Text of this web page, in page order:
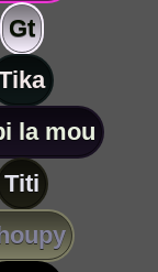
Gt
la mou
Titi